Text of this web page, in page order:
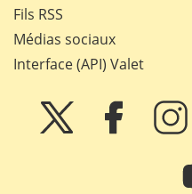
Fils RSS
Médias sociaux
Interface (API) Valet